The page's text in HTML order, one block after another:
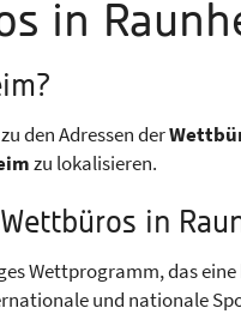
in
den Adressen der
zu lokalisieren.
in
Wettprogramm, das
und nationale